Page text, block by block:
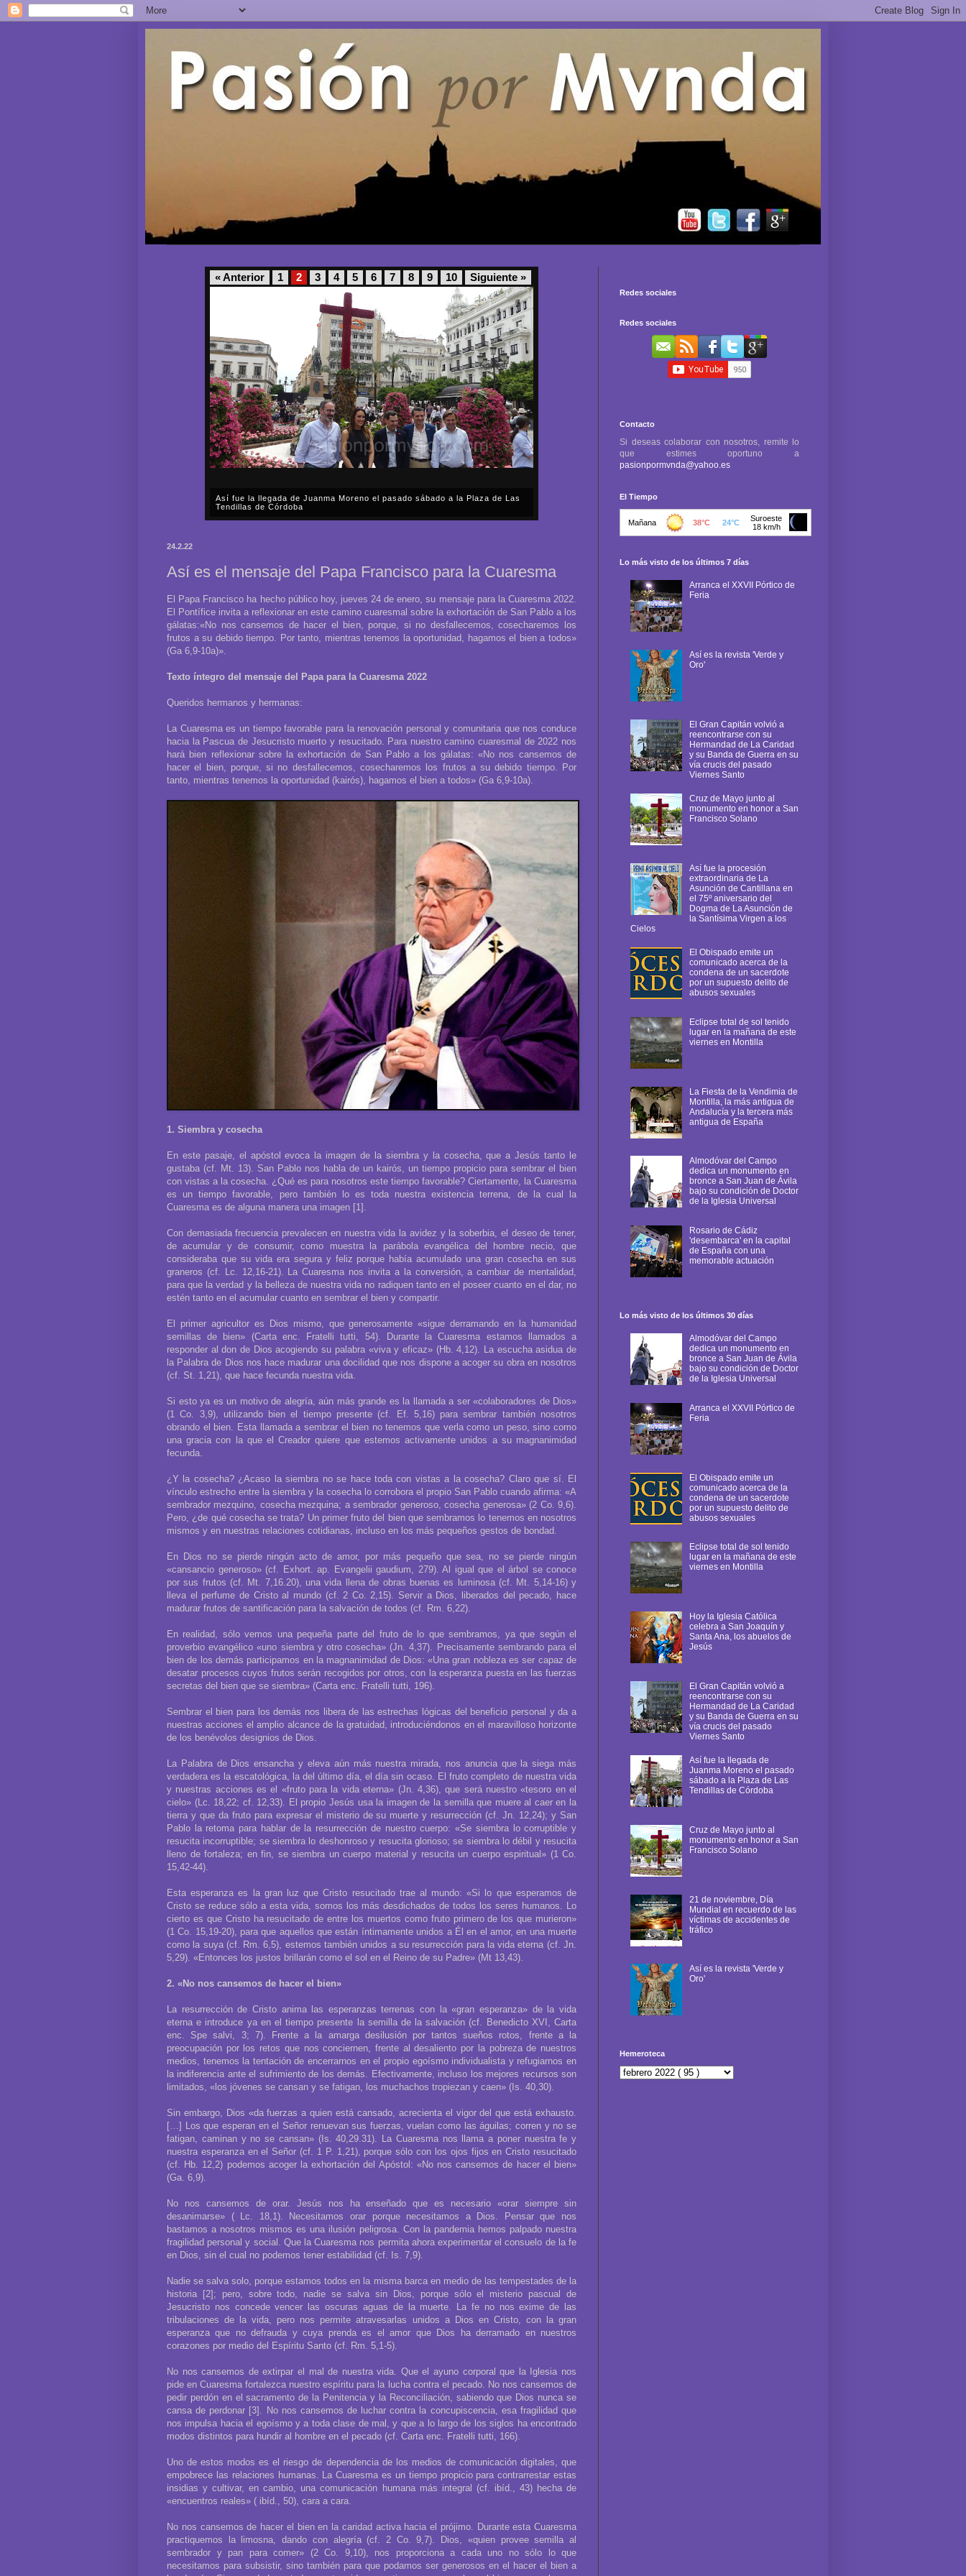
« Anterior 1 2 3 4 5 6 7 8 9 10 Siguiente »
Así fue la llegada de Juanma Moreno el pasado sábado a la Plaza de Las
Tendillas de Córdoba
24.2.22
Así es el mensaje del Papa Francisco para la Cuaresma
El Papa Francisco ha hecho público hoy, jueves 24 de enero, su mensaje para la Cuaresma 2022.
El Pontífice invita a reflexionar en este camino cuaresmal sobre la exhortación de San Pablo a los
gálatas:«No nos cansemos de hacer el bien, porque, si no desfallecemos, cosecharemos los
frutos a su debido tiempo. Por tanto, mientras tenemos la oportunidad, hagamos el bien a todos»
(Ga 6,9-10a)».
Texto íntegro del mensaje del Papa para la Cuaresma 2022
Queridos hermanos y hermanas:
La Cuaresma es un tiempo favorable para la renovación personal y comunitaria que nos conduce
hacia la Pascua de Jesucristo muerto y resucitado. Para nuestro camino cuaresmal de 2022 nos
hará bien reflexionar sobre la exhortación de San Pablo a los gálatas: «No nos cansemos de
hacer el bien, porque, si no desfallecemos, cosecharemos los frutos a su debido tiempo. Por
tanto, mientras tenemos la oportunidad (kairós), hagamos el bien a todos» (Ga 6,9-10a).
1. Siembra y cosecha
En este pasaje, el apóstol evoca la imagen de la siembra y la cosecha, que a Jesús tanto le
gustaba (cf. Mt. 13). San Pablo nos habla de un kairós, un tiempo propicio para sembrar el bien
con vistas a la cosecha. ¿Qué es para nosotros este tiempo favorable? Ciertamente, la Cuaresma
es un tiempo favorable, pero también lo es toda nuestra existencia terrena, de la cual la
Cuaresma es de alguna manera una imagen [1].
Con demasiada frecuencia prevalecen en nuestra vida la avidez y la soberbia, el deseo de tener,
de acumular y de consumir, como muestra la parábola evangélica del hombre necio, que
consideraba que su vida era segura y feliz porque había acumulado una gran cosecha en sus
graneros (cf. Lc. 12,16-21). La Cuaresma nos invita a la conversión, a cambiar de mentalidad,
para que la verdad y la belleza de nuestra vida no radiquen tanto en el poseer cuanto en el dar, no
estén tanto en el acumular cuanto en sembrar el bien y compartir.
El primer agricultor es Dios mismo, que generosamente «sigue derramando en la humanidad
semillas de bien» (Carta enc. Fratelli tutti, 54). Durante la Cuaresma estamos llamados a
responder al don de Dios acogiendo su palabra «viva y eficaz» (Hb. 4,12). La escucha asidua de
la Palabra de Dios nos hace madurar una docilidad que nos dispone a acoger su obra en nosotros
(cf. St. 1,21), que hace fecunda nuestra vida.
Si esto ya es un motivo de alegría, aún más grande es la llamada a ser «colaboradores de Dios»
(1 Co. 3,9), utilizando bien el tiempo presente (cf. Ef. 5,16) para sembrar también nosotros
obrando el bien. Esta llamada a sembrar el bien no tenemos que verla como un peso, sino como
una gracia con la que el Creador quiere que estemos activamente unidos a su magnanimidad
fecunda.
¿Y la cosecha? ¿Acaso la siembra no se hace toda con vistas a la cosecha? Claro que sí. El
vínculo estrecho entre la siembra y la cosecha lo corrobora el propio San Pablo cuando afirma: «A
sembrador mezquino, cosecha mezquina; a sembrador generoso, cosecha generosa» (2 Co. 9,6).
Pero, ¿de qué cosecha se trata? Un primer fruto del bien que sembramos lo tenemos en nosotros
mismos y en nuestras relaciones cotidianas, incluso en los más pequeños gestos de bondad.
En Dios no se pierde ningún acto de amor, por más pequeño que sea, no se pierde ningún
«cansancio generoso» (cf. Exhort. ap. Evangelii gaudium, 279). Al igual que el árbol se conoce
por sus frutos (cf. Mt. 7,16.20), una vida llena de obras buenas es luminosa (cf. Mt. 5,14-16) y
lleva el perfume de Cristo al mundo (cf. 2 Co. 2,15). Servir a Dios, liberados del pecado, hace
madurar frutos de santificación para la salvación de todos (cf. Rm. 6,22).
En realidad, sólo vemos una pequeña parte del fruto de lo que sembramos, ya que según el
proverbio evangélico «uno siembra y otro cosecha» (Jn. 4,37). Precisamente sembrando para el
bien de los demás participamos en la magnanimidad de Dios: «Una gran nobleza es ser capaz de
desatar procesos cuyos frutos serán recogidos por otros, con la esperanza puesta en las fuerzas
secretas del bien que se siembra» (Carta enc. Fratelli tutti, 196).
Sembrar el bien para los demás nos libera de las estrechas lógicas del beneficio personal y da a
nuestras acciones el amplio alcance de la gratuidad, introduciéndonos en el maravilloso horizonte
de los benévolos designios de Dios.
La Palabra de Dios ensancha y eleva aún más nuestra mirada, nos anuncia que la siega más
verdadera es la escatológica, la del último día, el día sin ocaso. El fruto completo de nuestra vida
y nuestras acciones es el «fruto para la vida eterna» (Jn. 4,36), que será nuestro «tesoro en el
cielo» (Lc. 18,22; cf. 12,33). El propio Jesús usa la imagen de la semilla que muere al caer en la
tierra y que da fruto para expresar el misterio de su muerte y resurrección (cf. Jn. 12,24); y San
Pablo la retoma para hablar de la resurrección de nuestro cuerpo: «Se siembra lo corruptible y
resucita incorruptible; se siembra lo deshonroso y resucita glorioso; se siembra lo débil y resucita
lleno de fortaleza; en fin, se siembra un cuerpo material y resucita un cuerpo espiritual» (1 Co.
15,42-44).
Esta esperanza es la gran luz que Cristo resucitado trae al mundo: «Si lo que esperamos de
Cristo se reduce sólo a esta vida, somos los más desdichados de todos los seres humanos. Lo
cierto es que Cristo ha resucitado de entre los muertos como fruto primero de los que murieron»
(1 Co. 15,19-20), para que aquellos que están íntimamente unidos a Él en el amor, en una muerte
como la suya (cf. Rm. 6,5), estemos también unidos a su resurrección para la vida eterna (cf. Jn.
5,29). «Entonces los justos brillarán como el sol en el Reino de su Padre» (Mt 13,43).
2. «No nos cansemos de hacer el bien»
La resurrección de Cristo anima las esperanzas terrenas con la «gran esperanza» de la vida
eterna e introduce ya en el tiempo presente la semilla de la salvación (cf. Benedicto XVI, Carta
enc. Spe salvi, 3; 7). Frente a la amarga desilusión por tantos sueños rotos, frente a la
preocupación por los retos que nos conciernen, frente al desaliento por la pobreza de nuestros
medios, tenemos la tentación de encerrarnos en el propio egoísmo individualista y refugiarnos en
la indiferencia ante el sufrimiento de los demás. Efectivamente, incluso los mejores recursos son
limitados, «los jóvenes se cansan y se fatigan, los muchachos tropiezan y caen» (Is. 40,30).
Sin embargo, Dios «da fuerzas a quien está cansado, acrecienta el vigor del que está exhausto.
[…] Los que esperan en el Señor renuevan sus fuerzas, vuelan como las águilas; corren y no se
fatigan, caminan y no se cansan» (Is. 40,29.31). La Cuaresma nos llama a poner nuestra fe y
nuestra esperanza en el Señor (cf. 1 P. 1,21), porque sólo con los ojos fijos en Cristo resucitado
(cf. Hb. 12,2) podemos acoger la exhortación del Apóstol: «No nos cansemos de hacer el bien»
(Ga. 6,9).
No nos cansemos de orar. Jesús nos ha enseñado que es necesario «orar siempre sin
desanimarse» ( Lc. 18,1). Necesitamos orar porque necesitamos a Dios. Pensar que nos
bastamos a nosotros mismos es una ilusión peligrosa. Con la pandemia hemos palpado nuestra
fragilidad personal y social. Que la Cuaresma nos permita ahora experimentar el consuelo de la fe
en Dios, sin el cual no podemos tener estabilidad (cf. Is. 7,9).
Nadie se salva solo, porque estamos todos en la misma barca en medio de las tempestades de la
historia [2]; pero, sobre todo, nadie se salva sin Dios, porque sólo el misterio pascual de
Jesucristo nos concede vencer las oscuras aguas de la muerte. La fe no nos exime de las
tribulaciones de la vida, pero nos permite atravesarlas unidos a Dios en Cristo, con la gran
esperanza que no defrauda y cuya prenda es el amor que Dios ha derramado en nuestros
corazones por medio del Espíritu Santo (cf. Rm. 5,1-5).
No nos cansemos de extirpar el mal de nuestra vida. Que el ayuno corporal que la Iglesia nos
pide en Cuaresma fortalezca nuestro espíritu para la lucha contra el pecado. No nos cansemos de
pedir perdón en el sacramento de la Penitencia y la Reconciliación, sabiendo que Dios nunca se
cansa de perdonar [3]. No nos cansemos de luchar contra la concupiscencia, esa fragilidad que
nos impulsa hacia el egoísmo y a toda clase de mal, y que a lo largo de los siglos ha encontrado
modos distintos para hundir al hombre en el pecado (cf. Carta enc. Fratelli tutti, 166).
Uno de estos modos es el riesgo de dependencia de los medios de comunicación digitales, que
empobrece las relaciones humanas. La Cuaresma es un tiempo propicio para contrarrestar estas
insidias y cultivar, en cambio, una comunicación humana más integral (cf. ibíd., 43) hecha de
«encuentros reales» ( ibíd., 50), cara a cara.
No nos cansemos de hacer el bien en la caridad activa hacia el prójimo. Durante esta Cuaresma
practiquemos la limosna, dando con alegría (cf. 2 Co. 9,7). Dios, «quien provee semilla al
sembrador y pan para comer» (2 Co. 9,10), nos proporciona a cada uno no sólo lo que
necesitamos para subsistir, sino también para que podamos ser generosos en el hacer el bien a
Redes sociales
Redes sociales
Contacto
Si deseas colaborar con nosotros, remite lo
que estimes oportuno a
pasionpormvnda@yahoo.es
El Tiempo
Lo más visto de los últimos 7 días
Arranca el XXVII Pórtico de
Feria
Así es la revista 'Verde y
Oro'
El Gran Capitán volvió a
reencontrarse con su
Hermandad de La Caridad
y su Banda de Guerra en su
vía crucis del pasado
Viernes Santo
Cruz de Mayo junto al
monumento en honor a San
Francisco Solano
Así fue la procesión
extraordinaria de La
Asunción de Cantillana en
el 75º aniversario del
Dogma de La Asunción de
la Santísima Virgen a los
Cielos
El Obispado emite un
comunicado acerca de la
condena de un sacerdote
por un supuesto delito de
abusos sexuales
Eclipse total de sol tenido
lugar en la mañana de este
viernes en Montilla
La Fiesta de la Vendimia de
Montilla, la más antigua de
Andalucía y la tercera más
antigua de España
Almodóvar del Campo
dedica un monumento en
bronce a San Juan de Ávila
bajo su condición de Doctor
de la Iglesia Universal
Rosario de Cádiz
'desembarca' en la capital
de España con una
memorable actuación
Lo más visto de los últimos 30 días
Almodóvar del Campo
dedica un monumento en
bronce a San Juan de Ávila
bajo su condición de Doctor
de la Iglesia Universal
Arranca el XXVII Pórtico de
Feria
El Obispado emite un
comunicado acerca de la
condena de un sacerdote
por un supuesto delito de
abusos sexuales
Eclipse total de sol tenido
lugar en la mañana de este
viernes en Montilla
Hoy la Iglesia Católica
celebra a San Joaquín y
Santa Ana, los abuelos de
Jesús
El Gran Capitán volvió a
reencontrarse con su
Hermandad de La Caridad
y su Banda de Guerra en su
vía crucis del pasado
Viernes Santo
Así fue la llegada de
Juanma Moreno el pasado
sábado a la Plaza de Las
Tendillas de Córdoba
Cruz de Mayo junto al
monumento en honor a San
Francisco Solano
21 de noviembre, Día
Mundial en recuerdo de las
víctimas de accidentes de
tráfico
Así es la revista 'Verde y
Oro'
Hemeroteca